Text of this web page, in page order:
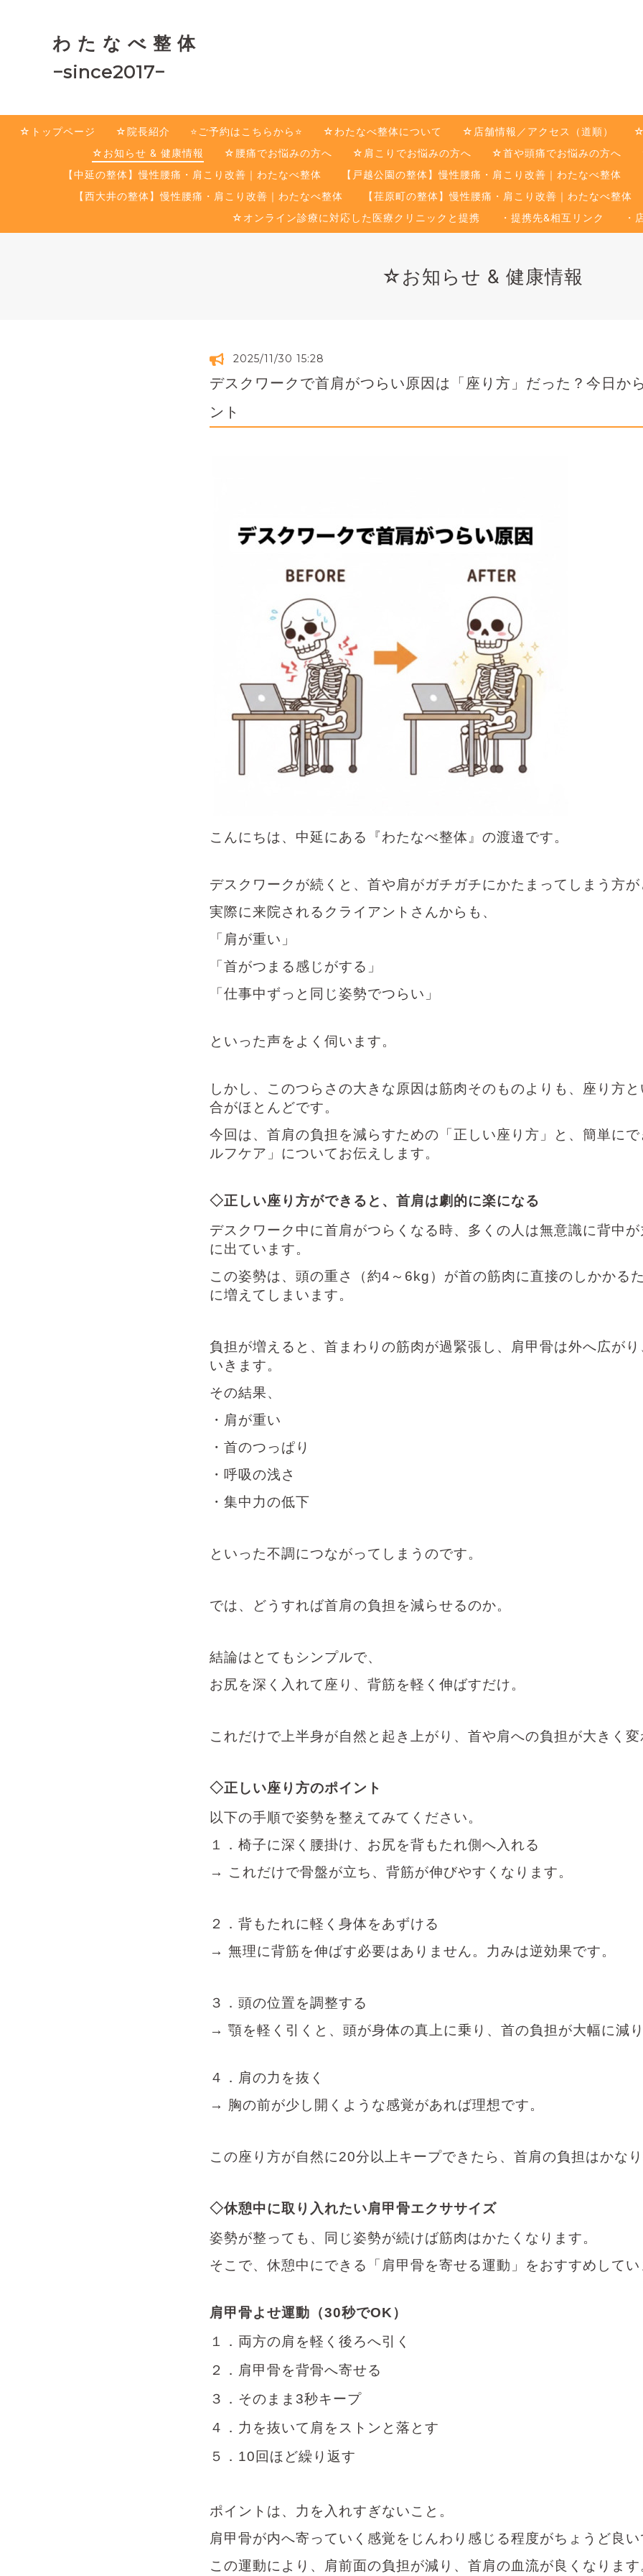
わ た な べ 整 体
−since2017−
☆トップページ ☆院長紹介 ⭐️ご予約はこちらから⭐️ ☆わたなべ整体について ☆店舗情報／アクセス（道順） ☆
☆お知らせ & 健康情報
☆腰痛でお悩みの方へ ☆肩こりでお悩みの方へ ☆首や頭痛でお悩みの方へ
【中延の整体】慢性腰痛・肩こり改善｜わたなべ整体
【戸越公園の整体】慢性腰痛・肩こり改善｜わたなべ整体
【西大井の整体】慢性腰痛・肩こり改善｜わたなべ整体
【荏原町の整体】慢性腰痛・肩こり改善｜わたなべ整体
☆オンライン診療に対応した医療クリニックと提携
・提携先&相互リンク ・
☆お知らせ & 健康情報
2025/11/30 15:28
デスクワークで首肩がつらい原因は「座り方」だった？今日か
ント
こんにちは、中延にある『わたなべ整体』の渡邉です。
デスクワークが続くと、首や肩がガチガチにかたまってしまう方が
実際に来院されるクライアントさんからも、
「肩が重い」
「首がつまる感じがする」
「仕事中ずっと同じ姿勢でつらい」
といった声をよく伺います。
しかし、このつらさの大きな原因は筋肉そのものよりも、座り方
合がほとんどです。
今回は、首肩の負担を減らすための「正しい座り方」と、簡単に
ルフケア」についてお伝えします。
◇正しい座り方ができると、首肩は劇的に楽になる
デスクワーク中に首肩がつらくなる時、多くの人は無意識に背中
に出ています。
この姿勢は、頭の重さ（約4 ～ 6kg ）が首の筋肉に直接のしかかる
に増えてしまいます。
負担が増えると、首まわりの筋肉が過緊張し、肩甲骨は外へ広が
いきます。
その結果、
・肩が重い
・首のつっぱり
・呼吸の浅さ
・集中力の低下
といった不調につながってしまうのです。
では、どうすれば首肩の負担を減らせるのか。
結論はとてもシンプルで、
お尻を深く入れて座り、背筋を軽く伸ばすだけ。
これだけで上半身が自然と起き上がり、首や肩への負担が大きく変
◇正しい座り方のポイント
以下の手順で姿勢を整えてみてください。
１．椅子に深く腰掛け、お尻を背もたれ側へ入れる
→
これだけで骨盤が立ち、背筋が伸びやすくなります。
２．背もたれに軽く身体をあずける
→ 無理に背筋を伸ばす必要はありません。力みは逆効果です。
３．頭の位置を調整する
→ 顎を軽く引くと、頭が身体の真上に乗り、首の負担が大幅に減り
４．肩の力を抜く
→
胸の前が少し開くような感覚があれば理想です。
この座り方が自然に20分以上キープできたら、首肩の負担はかなり
◇休憩中に取り入れたい肩甲骨エクササイズ
姿勢が整っても、同じ姿勢が続けば筋肉はかたくなります。
そこで、休憩中にできる「肩甲骨を寄せる運動」をおすすめしてい
肩甲骨よせ運動（30秒でOK ）
１．両方の肩を軽く後ろへ引く
２．肩甲骨を背骨へ寄せる
３．そのまま 3秒キープ
４．力を抜いて肩をストンと落とす
５． 10 回ほど繰り返す
ポイントは、力を入れすぎないこと。
肩甲骨が内へ寄っていく感覚をじんわり感じる程度がちょうど良い
この運動により、肩前面の負担が減り、首肩の血流が良くなります